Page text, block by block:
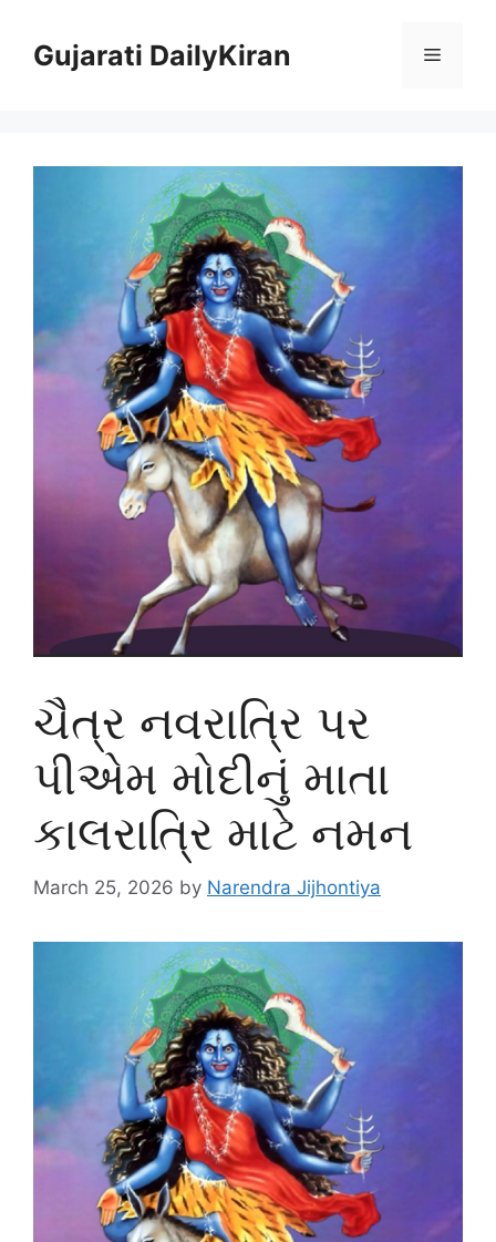
contentGujarati DailyKiran Menu
ચૈત્ર નવરાત્રિ પર
પીએમ મોદીનું માતા
કાલરાત્રિ માટે નમન
March 25, 2026 by Narendra Jijhontiya